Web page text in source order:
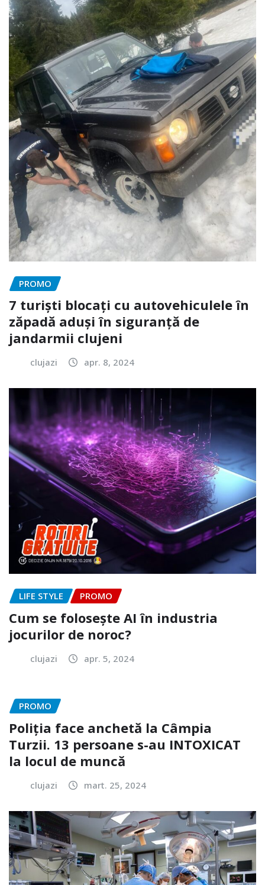
PROMO
7 turiști blocați cu autovehiculele în
zăpadă aduși în siguranță de
jandarmii clujeni
clujazi apr. 8, 2024
LIFE STYLE PROMO
Cum se folosește AI în industria
jocurilor de noroc?
clujazi apr. 5, 2024
PROMO
Poliția face anchetă la Câmpia
Turzii. 13 persoane s-au INTOXICAT
la locul de muncă
clujazi mart. 25, 2024